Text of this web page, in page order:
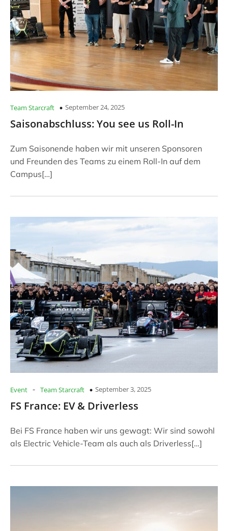
Team Starcraft September 24, 2025
Saisonabschluss: You see us Roll-In
Zum Saisonende haben wir mit unseren Sponsoren
und Freunden des Teams zu einem Roll-In auf dem
Campus[…]
Event - Team Starcraft September 3, 2025
FS France: EV & Driverless
Bei FS France haben wir uns gewagt: Wir sind sowohl
als Electric Vehicle-Team als auch als Driverless[…]